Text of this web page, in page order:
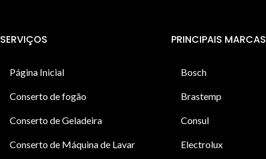
SERVIÇOS
Página Inicial
Conserto de fogão
Conserto de Geladeira
Conserto de Máquina de Lavar
PRINCIPAIS MARCAS
Bosch
Brastemp
Consul
Electrolux